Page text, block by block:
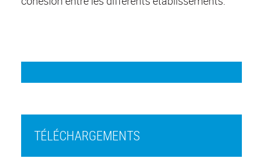
TÉLÉCHARGEMENTS